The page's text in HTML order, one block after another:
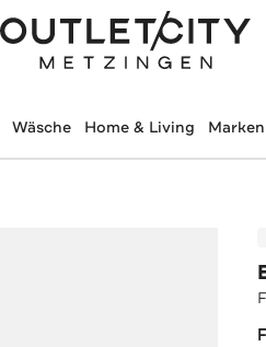
Wäsche Home & Living Marken